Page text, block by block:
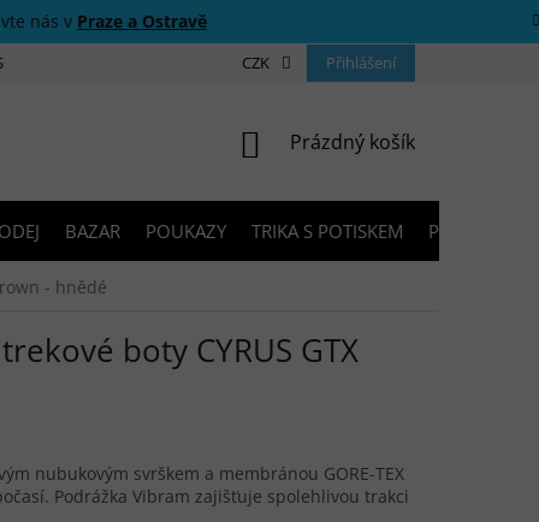
nás v Praze a Ostravě
PRODEJNY KONTAKTY
CZK Přihlášení
NÁKUPNÍ KOŠÍK
Prázdný košík
BAZAR POUKAZY TRIKA S POTISKEM PŮJČOVNA
- hnědé
boty CYRUS GTX
nubukovým svrškem a membránou GORE-TEX
Podrážka Vibram zajišťuje spolehlivou trakci